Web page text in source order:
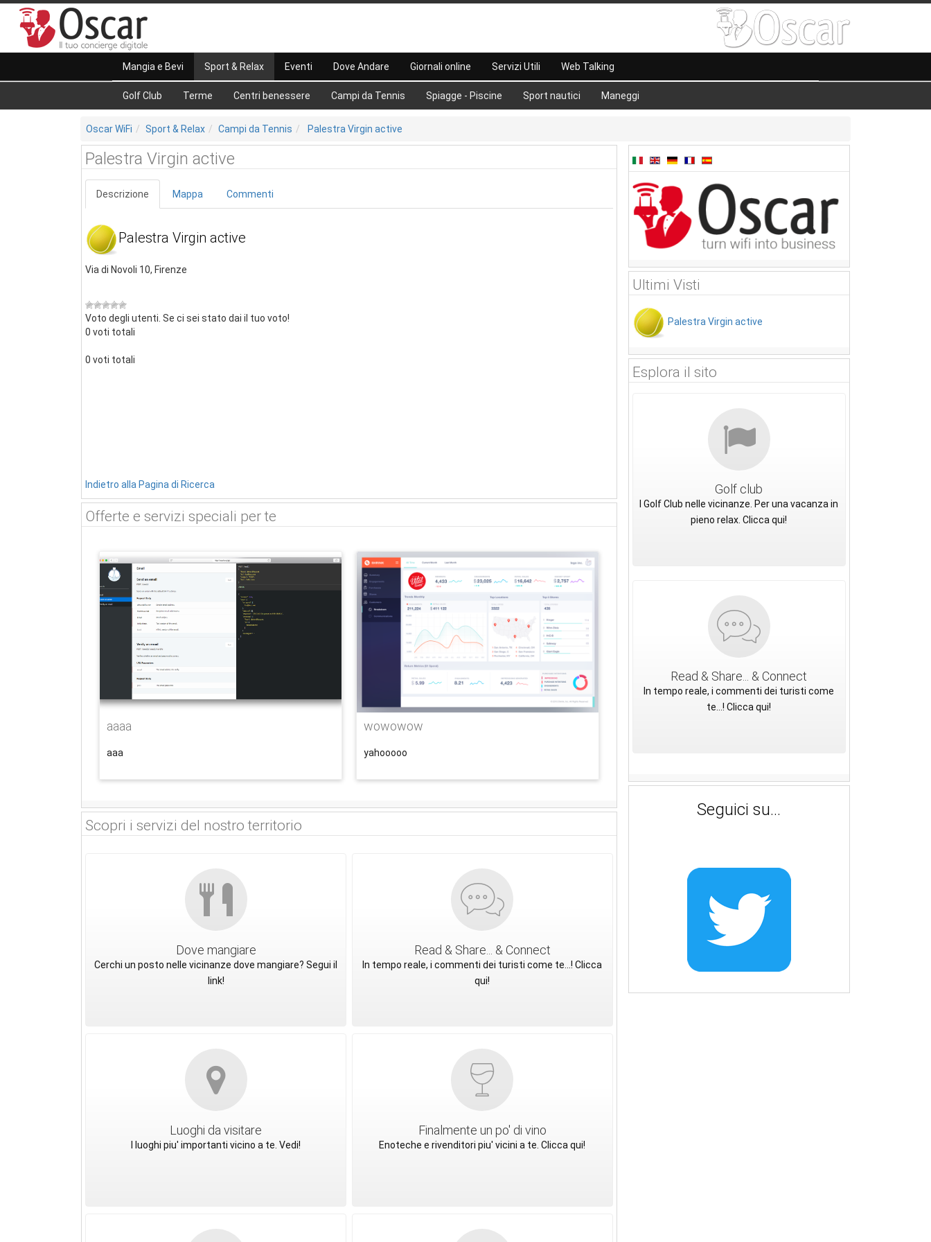
Mangia e Bevi Sport & Relax
Golf Club Terme Centri benessere Campi da Tennis Spiagge - Piscine Sport nautici Maneggi
Eventi Dove Andare Giornali online Servizi Utili Web Talking
Oscar WiFi Sport & Relax Campi da Tennis Palestra Virgin active
Palestra Virgin active
Descrizione Mappa Commenti
Palestra Virgin active
Via di Novoli 10, Firenze
Voto degli utenti. Se ci sei stato dai il tuo voto!
0 voti totali
0 voti totali
Indietro alla Pagina di Ricerca
Offerte e servizi speciali per te
aaaa
aaa
wowowow
yahooooo
Scopri i servizi del nostro territorio
Dove mangiare
Cerchi un posto nelle vicinanze dove mangiare? Segui il
link!
Read & Share... & Connect
In tempo reale, i commenti dei turisti come te...! Clicca
qui!
Luoghi da visitare
I luoghi piu' importanti vicino a te. Vedi!
Finalmente un po' di vino
Enoteche e rivenditori piu' vicini a te. Clicca qui!
Ultimi Visti
Palestra Virgin active
Esplora il sito
Golf club
I Golf Club nelle vicinanze. Per una vacanza in
pieno relax. Clicca qui!
Read & Share... & Connect
In tempo reale, i commenti dei turisti come
te...! Clicca qui!
Seguici su...